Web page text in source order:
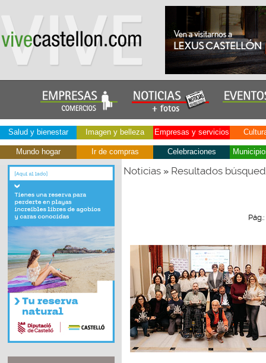
Salud y bienestar Imagen y belleza Empresas y servicios
Mundo hogar Ir de compras Celebraciones
Noticias» Resultados
Pág.: